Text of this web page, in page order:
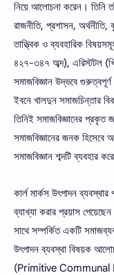
নিয়ে আলােচনা করেন। তিনি
রাজনীতি, প্রশাসন, অর্থনীতি,
তাত্ত্বিক ও ব্যবহারিক
৪২৭-৩৪৭ অব্দ), এরিস্টটল
সমাজবিজ্ঞান উদ্ভবে
ইবনে খালদুন সমাজচিন্তার
তিনিই সমাজবিজ্ঞানের
সমাজবিজ্ঞানের জনক
সমাজবিজ্ঞান শব্দটি ব্যবহার
কার্ল মার্কস উৎপাদন ব্যবস্থার
ব্যাখ্যা করার প্রয়াস
সাথে সম্পর্কিত একটি
উৎপাদন ব্যবস্থা বিষয়ক
(Primitive Communal